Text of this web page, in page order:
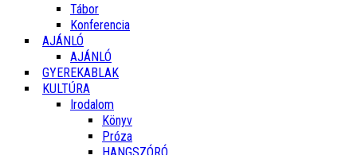
Tábor
Konferencia
AJÁNLÓ
AJÁNLÓ
GYEREKABLAK
KULTÚRA
Irodalom
Könyv
Próza